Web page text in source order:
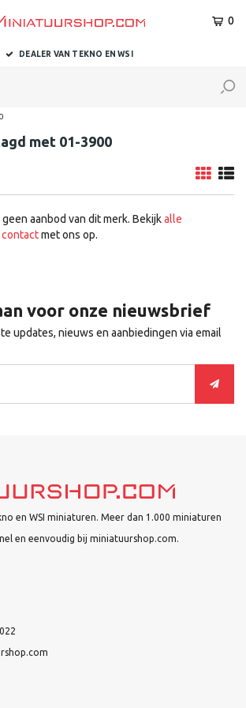
0
DEALER VAN TEKNO EN WSI
met 01-3900
aanbod van dit merk. Bekijkalle
contactmet ons op.
voor onze nieuwsbrief
updates, nieuws en aanbiedingen via email
en WSI miniaturen. Meer dan 1.000 miniaturen
en eenvoudig bij miniatuurshop.com.